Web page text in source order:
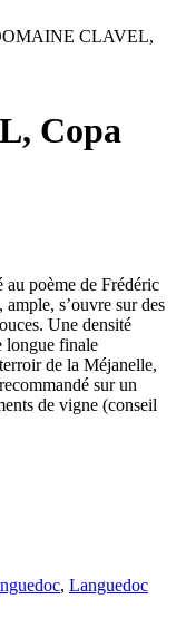
CLAVEL,
Copa
au poème de Frédéric
s’ouvre sur des
Une densité
longue finale
de la Méjanelle,
sur un
de vigne (conseil
, Languedoc